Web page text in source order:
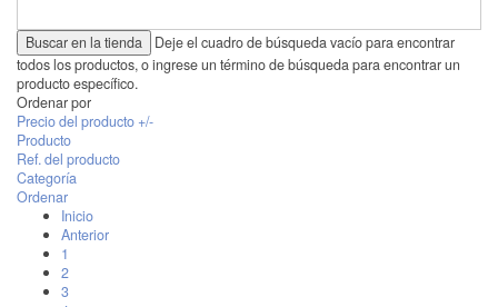
Deje el cuadro de búsqueda vacío para encontrar
todos los productos, o ingrese un término de búsqueda para encontrar un
producto específico.
Ordenar por
Precio del producto +/-
Producto
Ref. del producto
Categoría
Ordenar
Inicio
Anterior
1
2
3